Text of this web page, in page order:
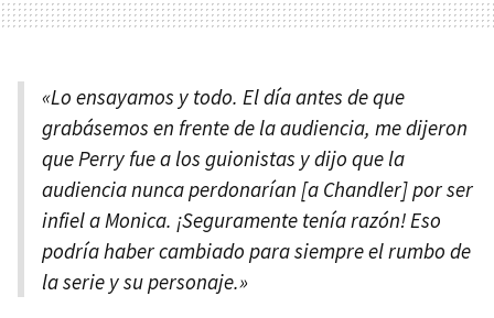
«Lo ensayamos y todo. El día antes de que
grabásemos en frente de la audiencia, me dijeron
que Perry fue a los guionistas y dijo que la
audiencia nunca perdonarían [a Chandler] por ser
infiel a Monica. ¡Seguramente tenía razón! Eso
podría haber cambiado para siempre el rumbo de
la serie y su personaje.»